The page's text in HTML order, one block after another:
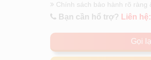
Chính sách bảo hành rõ ràng
Bạn cần hổ trợ? Liên hệ:
Gọi